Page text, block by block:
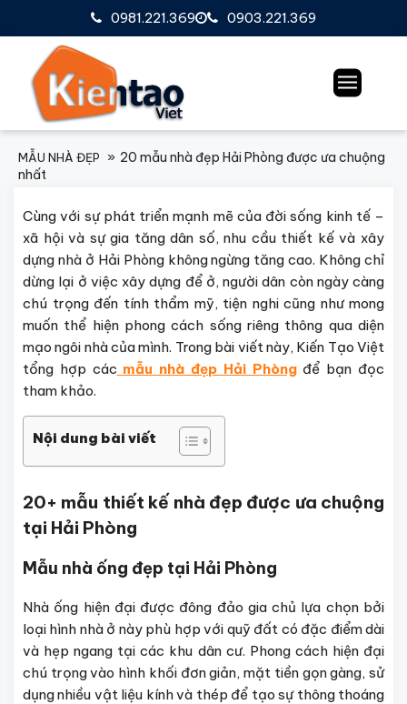
0903.221.369
0981.221.369
MẪU NHÀ ĐẸP
20 mẫu nhà đẹp Hải Phòng được ưa chuộng
nhất
Cùng với sự phát triển mạnh mẽ của đời sống kinh tế –
xã hội và sự gia tăng dân số, nhu cầu thiết kế và xây
dựng nhà ở Hải Phòng không ngừng tăng cao. Không chỉ
dừng lại ở việc xây dựng để ở, người dân còn ngày càng
chú trọng đến tính thẩm mỹ, tiện nghi cũng như mong
muốn thể hiện phong cách sống riêng thông qua diện
mạo ngôi nhà của mình. Trong bài viết này, Kiến Tạo Việt
tổng hợp các mẫu nhà đẹp Hải Phòngđể bạn đọc
tham khảo.
Nội dung bài viết
20+ mẫu thiết kế nhà đẹp được ưa chuộng
tại Hải Phòng
Mẫu nhà ống đẹp tại Hải Phòng
Nhà ống hiện đại được đông đảo gia chủ lựa chọn bởi
loại hình nhà ở này phù hợp với quỹ đất có đặc điểm dài
và hẹp ngang tại các khu dân cư. Phong cách hiện đại
chú trọng vào hình khối đơn giản, mặt tiền gọn gàng, sử
dụng nhiều vật liệu kính và thép để tạo sự thông thoáng